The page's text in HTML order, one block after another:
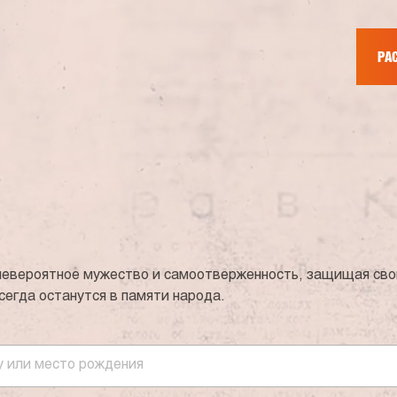
мужество и самоотверженность, защищая
останутся в памяти народа.